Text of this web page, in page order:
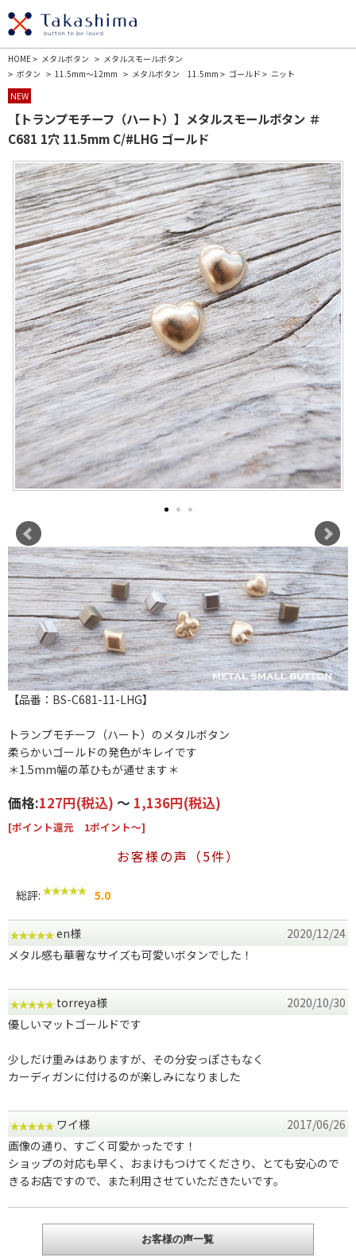
HOME> メタルボタン > メタルスモールボタン
> ボタン > 11.5mm～12mm > メタルボタン 11.5mm > ゴールド > ニット
NEW
【トランプモチーフ（ハート）】メタルスモールボタン ＃
C681 1穴 11.5mm C/#LHG ゴールド
【品番：BS-C681-11-LHG】
トランプモチーフ（ハート）のメタルボタン
柔らかいゴールドの発色がキレイです
＊1.5mm幅の革ひもが通せます＊
価格:127円(税込) ～ 1,136円(税込)
[ポイント還元 1ポイント～]
お客様の声（5件）
総評: 5.0
en様
2020/12/24
メタル感も華奢なサイズも可愛いボタンでした！
torreya様
2020/10/30
優しいマットゴールドです
少しだけ重みはありますが、その分安っぽさもなく
カーディガンに付けるのが楽しみになりました
ワイ様
2017/06/26
画像の通り、すごく可愛かったです！
ショップの対応も早く、おまけもつけてくださり、とても安心ので
きるお店ですので、また利用させていただきたいです。
お客様の声一覧